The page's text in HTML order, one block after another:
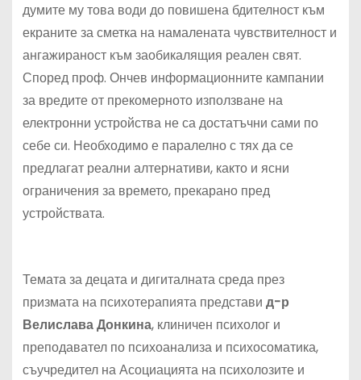
думите му това води до повишена бдителност към
екраните за сметка на намалената чувствителност и
ангажираност към заобикалящия реален свят.
Според проф. Ончев информационните кампании
за вредите от прекомерното използване на
електронни устройства не са достатъчни сами по
себе си. Необходимо е паралелно с тях да се
предлагат реални алтернативи, както и ясни
ограничения за времето, прекарано пред
устройствата.
Темата за децата и дигиталната среда през
призмата на психотерапията представи д-р
Велислава Донкина, клиничен психолог и
преподавател по психоанализа и психосоматика,
съучредител на Асоциацията на психолозите и